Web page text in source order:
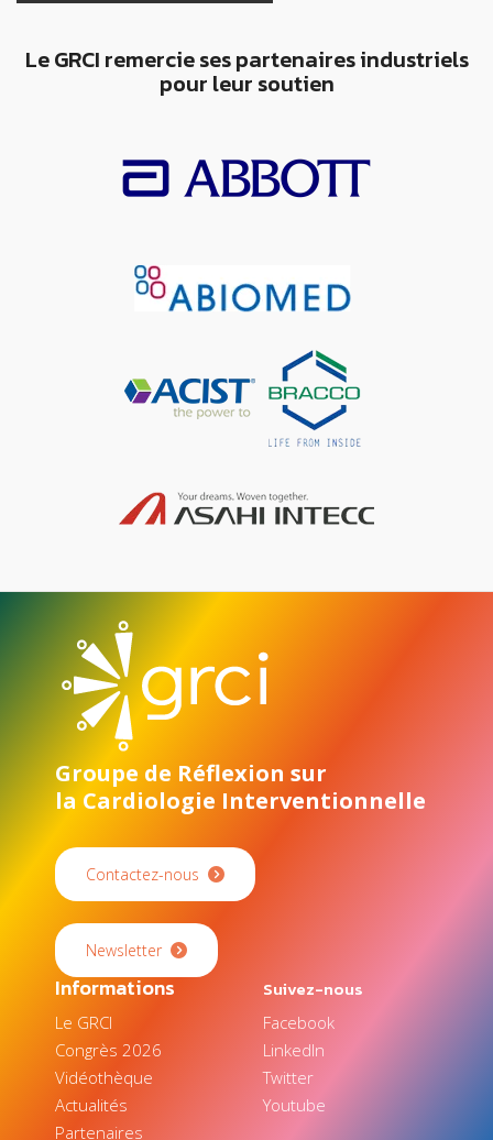
Le GRCI remercie ses partenaires industriels
pour leur soutien
Groupe de Réflexion sur
la Cardiologie Interventionnelle
Contactez-nous
Newsletter
Informations
Le GRCI
Congrès 2026
Vidéothèque
Actualités
Partenaires
Suivez-nous
Facebook
LinkedIn
Twitter
Youtube